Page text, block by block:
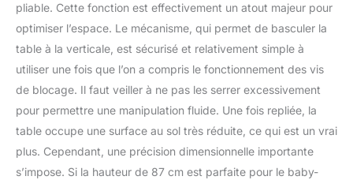
pliable. Cette fonction est effectivement un atout majeur pour
optimiser l’espace. Le mécanisme, qui permet de basculer la
table à la verticale, est sécurisé et relativement simple à
utiliser une fois que l’on a compris le fonctionnement des vis
de blocage. Il faut veiller à ne pas les serrer excessivement
pour permettre une manipulation fluide. Une fois repliée, la
table occupe une surface au sol très réduite, ce qui est un vrai
plus. Cependant, une précision dimensionnelle importante
s’impose. Si la hauteur de 87 cm est parfaite pour le baby-